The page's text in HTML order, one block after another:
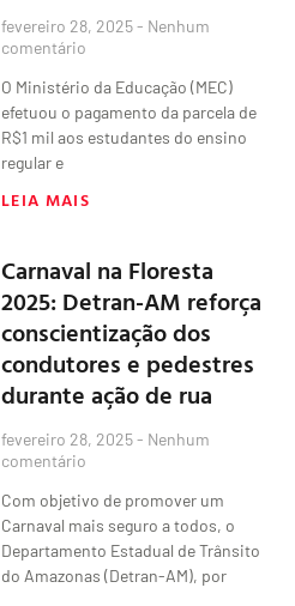
fevereiro 28, 2025 Nenhum
comentário
O Ministério da Educação (MEC)
efetuou o pagamento da parcela de
R$1 mil aos estudantes do ensino
regular e
LEIA MAIS
Carnaval na Floresta
2025: Detran-AM reforça
conscientização dos
condutores e pedestres
durante ação de rua
fevereiro 28, 2025 Nenhum
comentário
Com objetivo de promover um
Carnaval mais seguro a todos, o
Departamento Estadual de Trânsito
do Amazonas (Detran-AM), por